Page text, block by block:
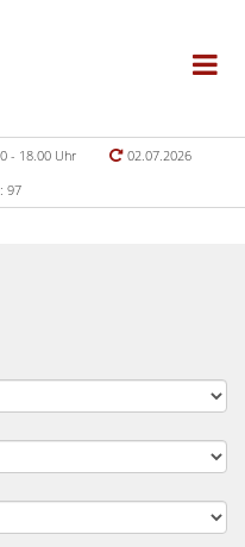
- 18.00 Uhr
02.07.2026
97